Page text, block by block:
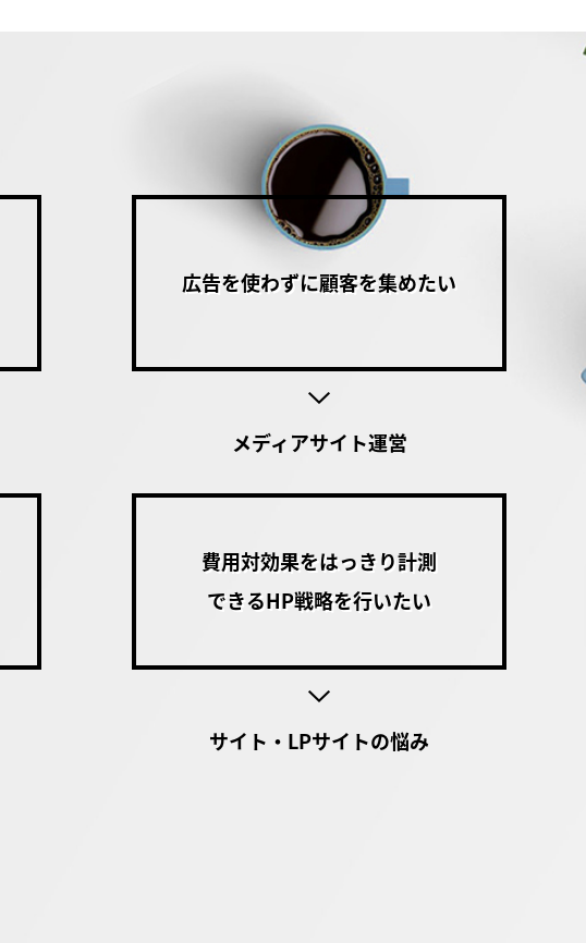
広告を使わずに顧客を集めたい
メディアサイト運営
費用対効果をはっきり計測
できるHP戦略を行いたい
サイト・LPサイトの悩み